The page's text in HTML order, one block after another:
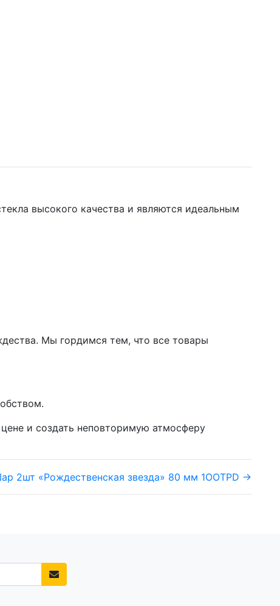
высокого качества и являются идеальным
Мы гордимся тем, что все товары
и создать неповторимую атмосферу
2шт «Рождественская звезда» 80 мм 1OOTPD →